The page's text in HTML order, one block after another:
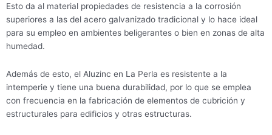
Esto da al material propiedades de resistencia a la corrosión
superiores a las del acero galvanizado tradicional y lo hace ideal
para su empleo en ambientes beligerantes o bien en zonas de alta
humedad.
Además de esto, el Aluzinc en La Perla es resistente a la
intemperie y tiene una buena durabilidad, por lo que se emplea
con frecuencia en la fabricación de elementos de cubrición y
estructurales para edificios y otras estructuras.